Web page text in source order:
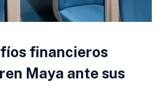
financieros
Maya ante sus